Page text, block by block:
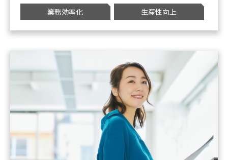
業務効率化 生産性向上